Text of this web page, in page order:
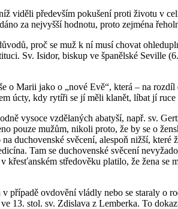
vi­dě­li pře­de­vším po­ku­še­ní proti ži­vo­tu v
za nej­vyš­ší hod­no­tu, proto zejmé­na
proč se muž k ní musí cho­vat
Sv. Isi­dor, bis­kup ve špa­něl­ské Se­ville
Marii jako o „nové Evě“, která – na
úcty, kdy ry­tí­ři se jí měli kla­nět, líbat jí ruce
vy­so­ce vzdě­la­ných aba­ty­ší, např. sv.
mužům, ni­ko­li proto, že by se o
du­cho­ven­ské svě­ce­ní, ale­spoň nižší,
Tam se du­cho­ven­ské svě­ce­ní
stře­do­vě­ku pla­ti­lo, že žena se
ovdo­vě­ní vládly nebo se sta­ra­ly o
stol. sv. Zdi­sla­va z Lem­ber­ka. To